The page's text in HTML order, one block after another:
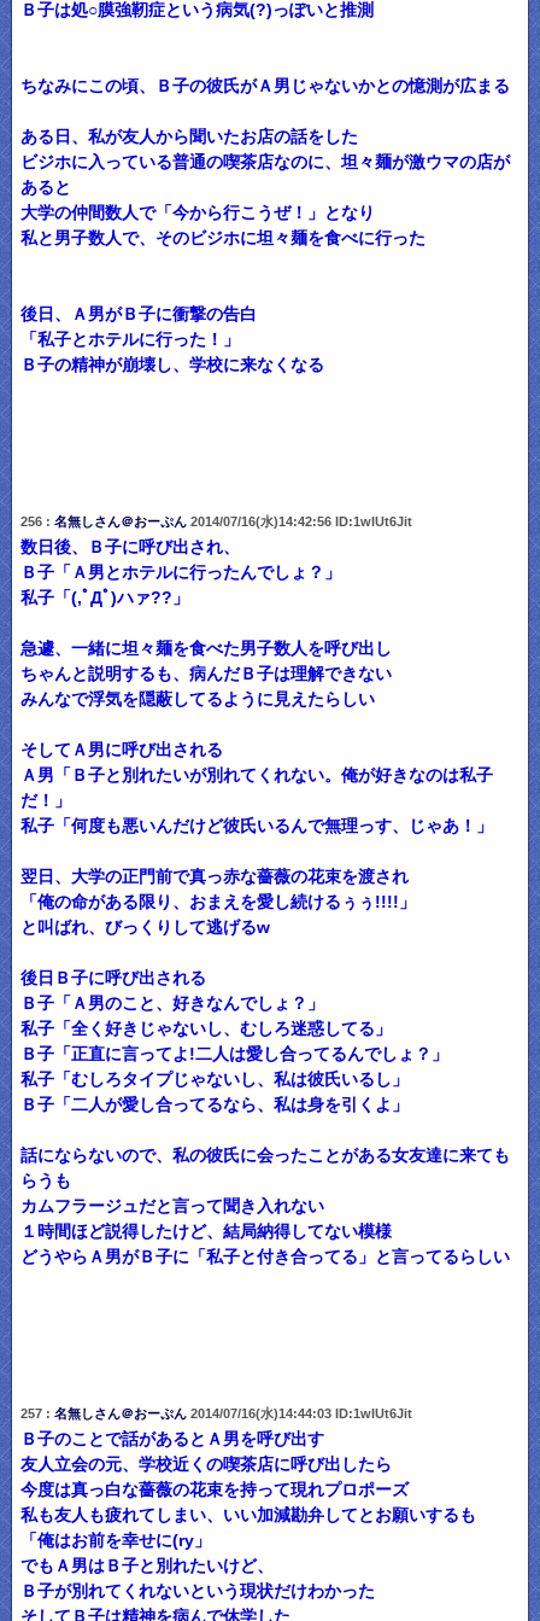
Ｂ子は処○膜強靭症という病気(?)っぽいと推測
ちなみにこの頃、Ｂ子の彼氏がＡ男じゃないかとの憶測が広まる
ある日、私が友人から聞いたお店の話をした
ビジホに入っている普通の喫茶店なのに、坦々麺が激ウマの店が
あると
大学の仲間数人で「今から行こうぜ！」となり
私と男子数人で、そのビジホに坦々麺を食べに行った
後日、Ａ男がＢ子に衝撃の告白
「私子とホテルに行った！」
Ｂ子の精神が崩壊し、学校に来なくなる
256 : 名無しさん＠おーぷん2014/07/16(水)14:42:56 ID:1wIUt6Jit
数日後、Ｂ子に呼び出され、
Ｂ子「Ａ男とホテルに行ったんでしょ？」
私子「(,ﾟДﾟ)ハァ??」
急遽、一緒に坦々麺を食べた男子数人を呼び出し
ちゃんと説明するも、病んだＢ子は理解できない
みんなで浮気を隠蔽してるように見えたらしい
そしてＡ男に呼び出される
Ａ男「Ｂ子と別れたいが別れてくれない。俺が好きなのは私子
だ！」
私子「何度も悪いんだけど彼氏いるんで無理っす、じゃあ！」
翌日、大学の正門前で真っ赤な薔薇の花束を渡され
「俺の命がある限り、おまえを愛し続けるぅぅ!!!!」
と叫ばれ、びっくりして逃げるw
後日Ｂ子に呼び出される
Ｂ子「Ａ男のこと、好きなんでしょ？」
私子「全く好きじゃないし、むしろ迷惑してる」
Ｂ子「正直に言ってよ!二人は愛し合ってるんでしょ？」
私子「むしろタイプじゃないし、私は彼氏いるし」
Ｂ子「二人が愛し合ってるなら、私は身を引くよ」
話にならないので、私の彼氏に会ったことがある女友達に来ても
らうも
カムフラージュだと言って聞き入れない
１時間ほど説得したけど、結局納得してない模様
どうやらＡ男がＢ子に「私子と付き合ってる」と言ってるらしい
257 : 名無しさん＠おーぷん2014/07/16(水)14:44:03 ID:1wIUt6Jit
Ｂ子のことで話があるとＡ男を呼び出す
友人立会の元、学校近くの喫茶店に呼び出したら
今度は真っ白な薔薇の花束を持って現れプロポーズ
私も友人も疲れてしまい、いい加減勘弁してとお願いするも
「俺はお前を幸せに(ry」
でもＡ男はＢ子と別れたいけど、
Ｂ子が別れてくれないという現状だけわかった
そしてＢ子は精神を病んで休学した